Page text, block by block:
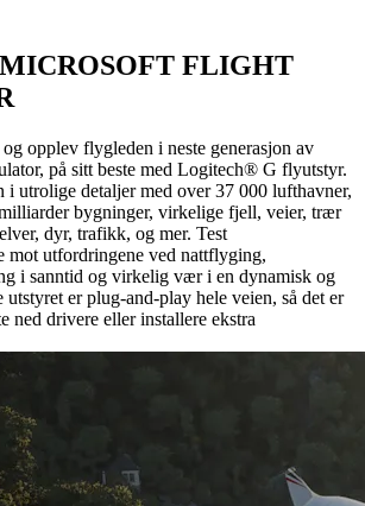
FLIGHT
opplev flygleden i neste generasjon av
på sitt beste med Logitech® G flyutstyr.
i utrolige detaljer med over 37 000 lufthavner,
bygninger, virkelige fjell, veier, trær
dyr, trafikk, og mer. Test
mot utfordringene ved nattflyging,
i sanntid og virkelig vær i en dynamisk og
er plug-and-play hele veien, så det er
ned drivere eller installere ekstra